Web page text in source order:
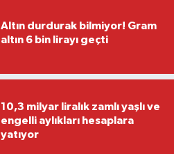
Altın durdurak bilmiyor! Gram
altın 6 bin lirayı geçti
10,3 milyar liralık zamlı yaşlı ve
engelli aylıkları hesaplara
yatıyor